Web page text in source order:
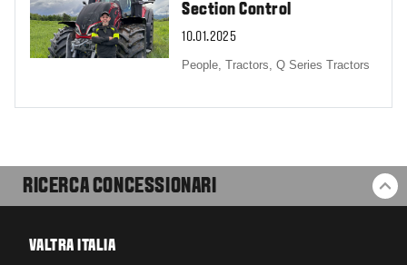
Section Control
10.01.2025
People,Tractors,Q Series Tractors
RICERCA CONCESSIONARI
VALTRA ITALIA